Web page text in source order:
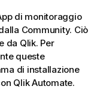
di monitoraggio
Community. Ciò
da Qlik. Per
queste
di installazione
Qlik Automate.